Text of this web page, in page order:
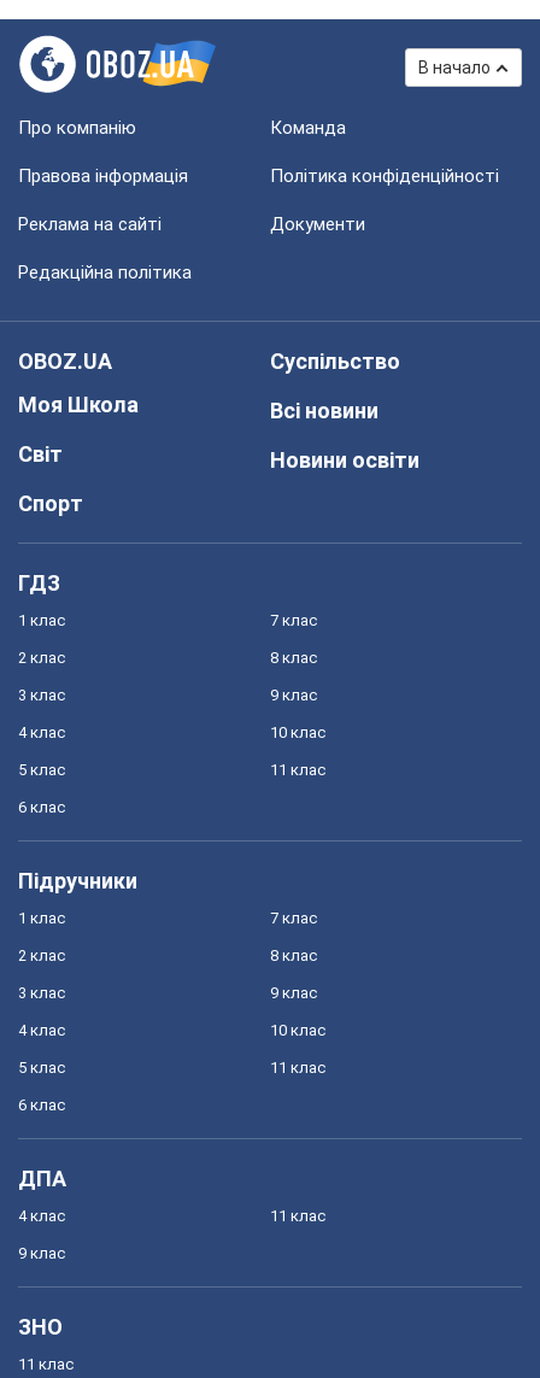
В начало
Про компанію Команда
Правова інформація Політика конфіденційності
Реклама на сайті Документи
Редакційна політика
OBOZ.UA
Моя Школа
Світ
Спорт
Суспільство
Всі новини
Новини освіти
ГДЗ
1 клас
2 клас
3 клас
4 клас
5 клас
6 клас
7 клас
8 клас
9 клас
10 клас
11 клас
Підручники
1 клас
2 клас
3 клас
4 клас
5 клас
6 клас
7 клас
8 клас
9 клас
10 клас
11 клас
ДПА
4 клас
9 клас
11 клас
ЗНО
11 клас